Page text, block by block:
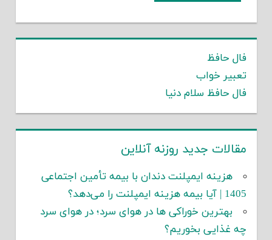
فال حافظ
تعبیر خواب
فال حافظ سلام دنیا
مقالات جدید روزنه آنلاین
هزینه ایمپلنت دندان با بیمه تأمین اجتماعی
1405 | آیا بیمه هزینه ایمپلنت را می‌دهد؟
بهترین خوراکی ها در هوای سرد؛ در هوای سرد
چه غذایی بخوریم؟